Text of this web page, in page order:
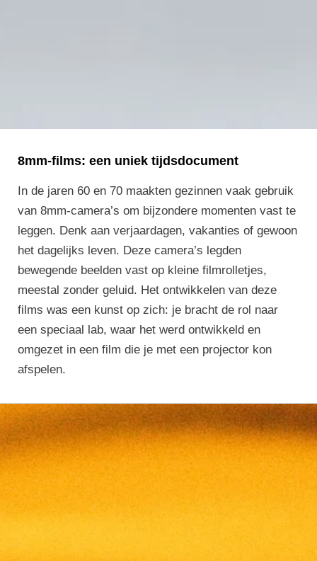
8mm-films: een uniek tijdsdocument
In de jaren 60 en 70 maakten gezinnen vaak gebruik
van 8mm-camera’s om bijzondere momenten vast te
leggen. Denk aan verjaardagen, vakanties of gewoon
het dagelijks leven. Deze camera’s legden
bewegende beelden vast op kleine filmrolletjes,
meestal zonder geluid. Het ontwikkelen van deze
films was een kunst op zich: je bracht de rol naar
een speciaal lab, waar het werd ontwikkeld en
omgezet in een film die je met een projector kon
afspelen.